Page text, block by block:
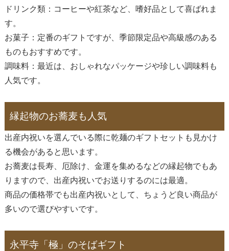
ドリンク類：コーヒーや紅茶など、嗜好品として喜ばれま
す。
お菓子：定番のギフトですが、季節限定品や高級感のある
ものもおすすめです。
調味料：最近は、おしゃれなパッケージや珍しい調味料も
人気です。
縁起物のお蕎麦も人気
出産内祝いを選んでいる際に乾麺のギフトセットも見かけ
る機会があると思います。
お蕎麦は長寿、厄除け、金運を集めるなどの縁起物でもあ
りますので、出産内祝いでお送りするのには最適。
商品の価格帯でも出産内祝いとして、ちょうど良い商品が
多いので選びやすいです。
永平寺「極」のそばギフト